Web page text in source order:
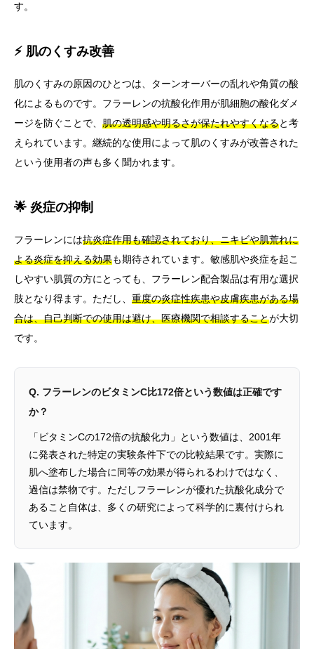
す。
⚡ 肌のくすみ改善
肌のくすみの原因のひとつは、ターンオーバーの乱れや角質の酸
化によるものです。フラーレンの抗酸化作用が肌細胞の酸化ダメ
ージを防ぐことで、 肌の透明感や明るさが保たれやすくなると考
えられています。継続的な使用によって肌のくすみが改善された
という使用者の声も多く聞かれます。
🌟 炎症の抑制
フラーレンには抗炎症作用も確認されており、ニキビや肌荒れに
よる炎症を抑える効果も期待されています。敏感肌や炎症を起こ
しやすい肌質の方にとっても、フラーレン配合製品は有用な選択
肢となり得ます。ただし、 重度の炎症性疾患や皮膚疾患がある場
合は、自己判断での使用は避け、医療機関で相談することが大切
です。
Q. フラーレンのビタミンC比172倍という数値は正確です
か？
「ビタミンCの172倍の抗酸化力」という数値は、2001年
に発表された特定の実験条件下での比較結果です。実際に
肌へ塗布した場合に同等の効果が得られるわけではなく、
過信は禁物です。ただしフラーレンが優れた抗酸化成分で
あること自体は、多くの研究によって科学的に裏付けられ
ています。